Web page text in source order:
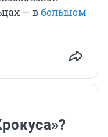
— вбольшом